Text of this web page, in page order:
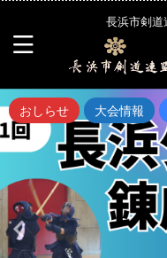
長浜市剣道
おしらせ 大会情報